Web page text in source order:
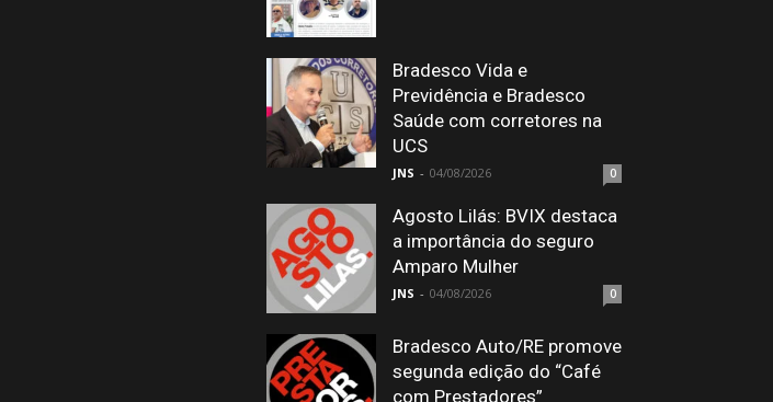
Bradesco Vida e
Previdência e Bradesco
Saúde com corretores na
UCS
JNS - 04/08/2026 0
Agosto Lilás: BVIX destaca
a importância do seguro
Amparo Mulher
JNS - 04/08/2026 0
Bradesco Auto/RE promove
segunda edição do “Café
com Prestadores”